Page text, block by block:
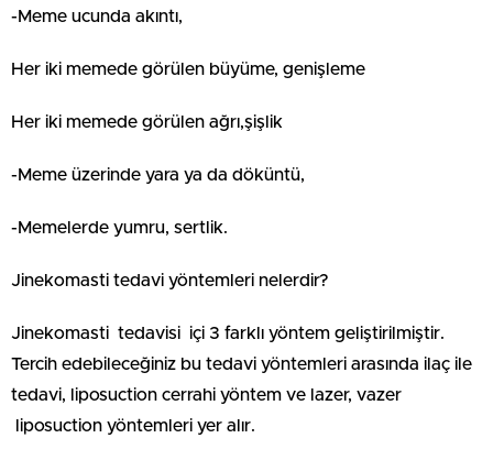
-Meme ucunda akıntı,
Her iki memede görülen büyüme, genişleme
Her iki memede görülen ağrı,şişlik
-Meme üzerinde yara ya da döküntü,
-Memelerde yumru, sertlik.
Jinekomasti tedavi yöntemleri nelerdir?
Jinekomasti tedavisi içi 3 farklı yöntem geliştirilmiştir.
Tercih edebileceğiniz bu tedavi yöntemleri arasında ilaç ile
tedavi, liposuction cerrahi yöntem ve lazer, vazer
liposuction yöntemleri yer alır.